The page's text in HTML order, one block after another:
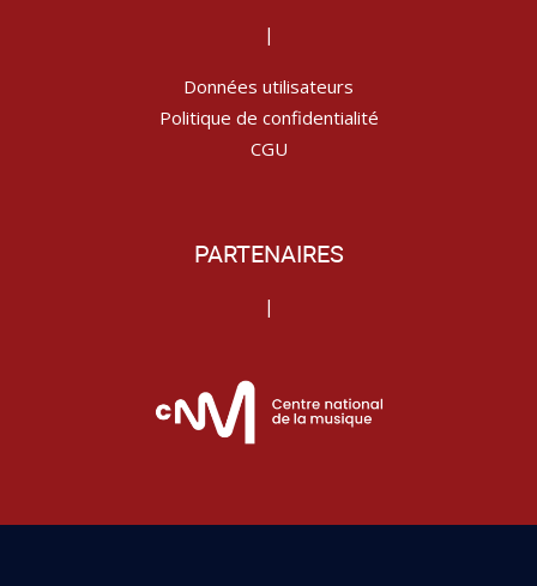
|
Données utilisateurs
Politique de confidentialité
CGU
PARTENAIRES
|